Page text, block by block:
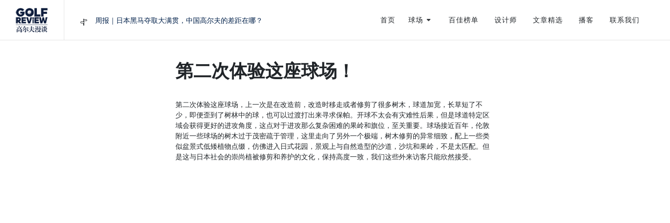
周报｜日本黑马夺取大满贯，中国高尔夫的差距在哪？
查莉·赫尔：不断制造“麻烦”的流量明星
首页 球场 百佳榜单 设计师 文章精选 播客 联系我们
第二次体验这座球场！
第二次体验这座球场，上一次是在改造前，改造时移走或者修剪了很多树木，球道加宽，长草短了不
少，即便歪到了树林中的球，也可以过渡打出来寻求保帕。开球不太会有灾难性后果，但是球道特定区
域会获得更好的进攻角度，这点对于进攻那么复杂困难的果岭和旗位，至关重要。球场接近百年，伦敦
附近一些球场的树木过于茂密疏于管理，这里走向了另外一个极端，树木修剪的异常细致，配上一些类
似盆景式低矮植物点缀，仿佛进入日式花园，景观上与自然造型的沙道，沙坑和果岭，不是太匹配。但
是这与日本社会的崇尚植被修剪和养护的文化，保持高度一致，我们这些外来访客只能欣然接受。